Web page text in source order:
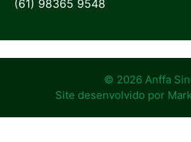
(61) 98365 9548
© 2026 Anffa
Site desenvolvido por